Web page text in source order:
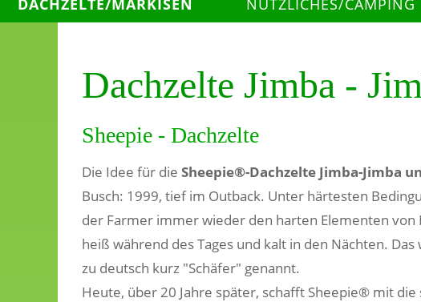
DACHZELTE/MARKISEN
NÜTZLICHES/CAMPING
Dachzelte Jimba -
Sheepie - Dachzelte
Die Idee für die Sheepie®-Dachzelte Jimba-Jimba
Busch: 1999, tief im Outback. Unter härtesten
der Farmer immer wieder den harten Elementen
heiß während des Tages und kalt in den Nächten.
zu deutsch kurz "Schäfer" genannt.
Heute, über 20 Jahre später, schafft Sheepie® mit